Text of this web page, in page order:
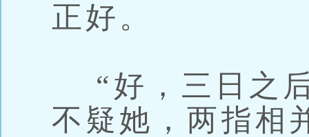
正好。
“好，三日之
不疑她，两指相